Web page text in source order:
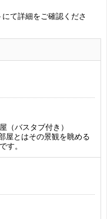
て詳細をご確認くださ
（バスタブ付き）
屋とはその景観を眺める
す。